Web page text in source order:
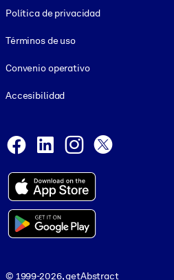
Política de privacidad
Términos de uso
Convenio operativo
Accesibilidad
Facebook
LinkedInInstagram
© 1999-2026, getAbstract